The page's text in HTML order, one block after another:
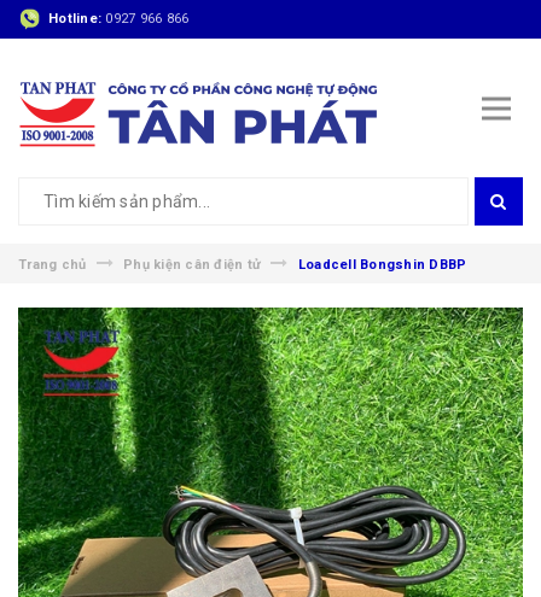
Hotline: 0927 966 866
Trang chủ Phụ kiện cân điện tử Loadcell Bongshin DBBP